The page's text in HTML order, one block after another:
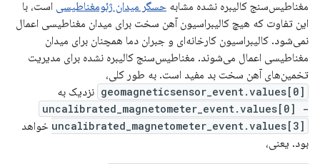
مغناطیس‌سنج کالیبره نشده مشابه حسگر میدان ژئومغناطیسی است، با
این تفاوت که هیچ کالیبراسیون آهن سخت برای میدان مغناطیسی اعمال
نمی‌شود. کالیبراسیون کارخانه‌ای و جبران دما همچنان برای میدان
مغناطیسی اعمال می‌شوند. مغناطیس‌سنج کالیبره نشده برای مدیریت
تخمین‌های آهن سخت بد مفید است. به طور کلی،
geomagneticsensor_event.values[0] نزدیک به
uncalibrated_magnetometer_event.values[0] -
uncalibrated_magnetometer_event.values[3] خواهد
بود. یعنی،